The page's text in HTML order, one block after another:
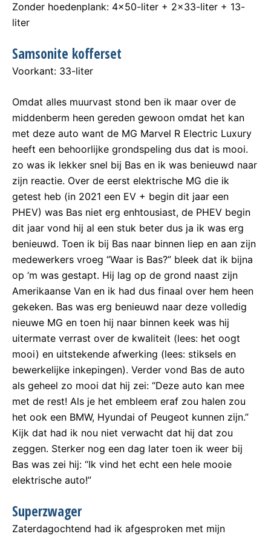
Zonder hoedenplank: 4×50-liter + 2×33-liter + 13-
liter
Samsonite kofferset
Voorkant: 33-liter
Omdat alles muurvast stond ben ik maar over de
middenberm heen gereden gewoon omdat het kan
met deze auto want de MG Marvel R Electric Luxury
heeft een behoorlijke grondspeling dus dat is mooi.
zo was ik lekker snel bij Bas en ik was benieuwd naar
zijn reactie. Over de eerst elektrische MG die ik
getest heb (in 2021 een EV + begin dit jaar een
PHEV) was Bas niet erg enhtousiast, de PHEV begin
dit jaar vond hij al een stuk beter dus ja ik was erg
benieuwd. Toen ik bij Bas naar binnen liep en aan zijn
medewerkers vroeg “Waar is Bas?” bleek dat ik bijna
op ‘m was gestapt. Hij lag op de grond naast zijn
Amerikaanse Van en ik had dus finaal over hem heen
gekeken. Bas was erg benieuwd naar deze volledig
nieuwe MG en toen hij naar binnen keek was hij
uitermate verrast over de kwaliteit (lees: het oogt
mooi) en uitstekende afwerking (lees: stiksels en
bewerkelijke inkepingen). Verder vond Bas de auto
als geheel zo mooi dat hij zei: “Deze auto kan mee
met de rest! Als je het embleem eraf zou halen zou
het ook een BMW, Hyundai of Peugeot kunnen zijn.”
Kijk dat had ik nou niet verwacht dat hij dat zou
zeggen. Sterker nog een dag later toen ik weer bij
Bas was zei hij: “Ik vind het echt een hele mooie
elektrische auto!”
Superzwager
Zaterdagochtend had ik afgesproken met mijn